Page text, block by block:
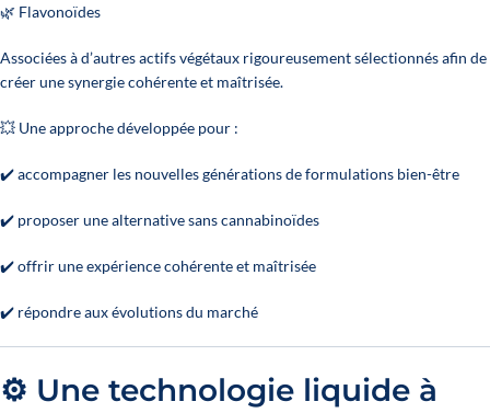
🌿 Flavonoïdes
Associées à d’autres actifs végétaux rigoureusement sélectionnés afin de
créer une synergie cohérente et maîtrisée.
💥 Une approche développée pour :
✔️ accompagner les nouvelles générations de formulations bien-être
✔️ proposer une alternative sans cannabinoïdes
✔️ offrir une expérience cohérente et maîtrisée
✔️ répondre aux évolutions du marché
⚙️ Une technologie liquide à